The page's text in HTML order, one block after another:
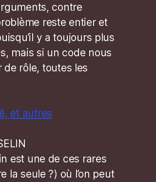
contre
reste entier et
y a toujours plus
mais si un code nous
de rôle, toutes les
et autres
est une de ces rares
la seule ?) où l’on peut